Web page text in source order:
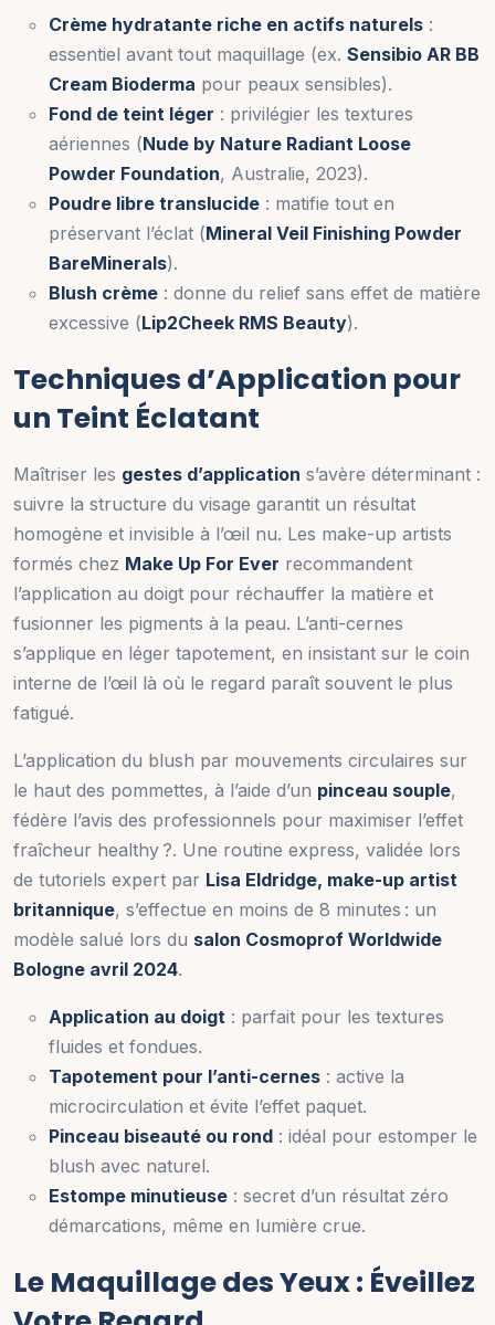
Crème hydratante riche en actifs naturels :
essentiel avant tout maquillage (ex. Sensibio AR BB
Cream Bioderma pour peaux sensibles).
Fond de teint léger : privilégier les textures
aériennes (Nude by Nature Radiant Loose
Powder Foundation, Australie, 2023).
Poudre libre translucide : matifie tout en
préservant l’éclat (Mineral Veil Finishing Powder
BareMinerals).
Blush crème : donne du relief sans effet de matière
excessive (Lip2Cheek RMS Beauty).
Techniques d’Application pour
un Teint Éclatant
Maîtriser les gestes d’application s’avère déterminant :
suivre la structure du visage garantit un résultat
homogène et invisible à l’œil nu. Les make-up artists
formés chez Make Up For Ever recommandent
l’application au doigt pour réchauffer la matière et
fusionner les pigments à la peau. L’anti-cernes
s’applique en léger tapotement, en insistant sur le coin
interne de l’œil là où le regard paraît souvent le plus
fatigué.
L’application du blush par mouvements circulaires sur
le haut des pommettes, à l’aide d’un pinceau souple,
fédère l’avis des professionnels pour maximiser l’effet
fraîcheur healthy ?. Une routine express, validée lors
de tutoriels expert par Lisa Eldridge, make-up artist
britannique, s’effectue en moins de 8 minutes : un
modèle salué lors du salon Cosmoprof Worldwide
Bologne avril 2024.
Application au doigt : parfait pour les textures
fluides et fondues.
Tapotement pour l’anti-cernes : active la
microcirculation et évite l’effet paquet.
Pinceau biseauté ou rond : idéal pour estomper le
blush avec naturel.
Estompe minutieuse : secret d’un résultat zéro
démarcations, même en lumière crue.
Le Maquillage des Yeux : Éveillez